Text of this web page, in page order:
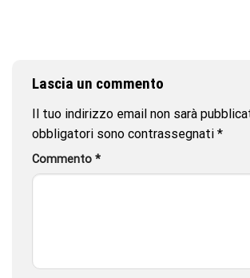
Lascia un commento
Il tuo indirizzo email non sarà
obbligatori sono contrassegnati *
Commento *